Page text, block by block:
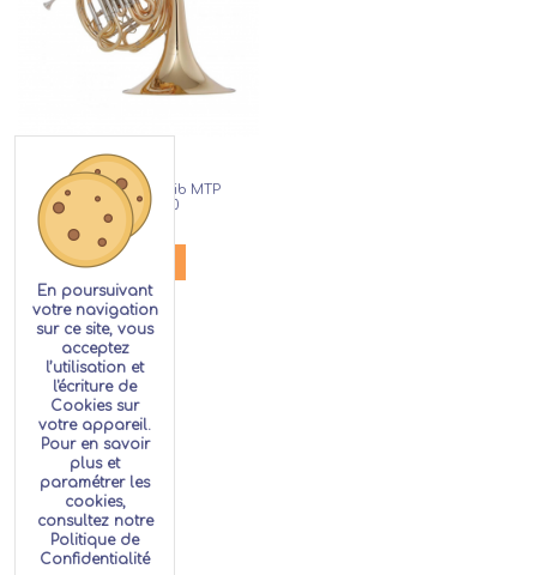
Cor double Fa/Sib MTP
Custom 800
76,00 €
En poursuivant
votre navigation
sur ce site, vous
acceptez
l’utilisation et
l'écriture de
Cookies sur
votre appareil.
Pour en savoir
plus et
paramétrer les
cookies,
consultez notre
Politique de
Confidentialité